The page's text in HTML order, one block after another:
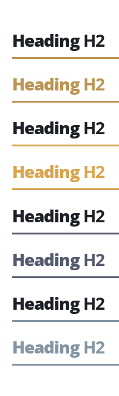
HeadingH2
HeadingH2
HeadingH2
HeadingH2
HeadingH2
HeadingH2
HeadingH2
HeadingH2